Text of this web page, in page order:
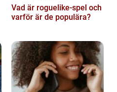
Vad är roguelike-spel och
varför är de populära?